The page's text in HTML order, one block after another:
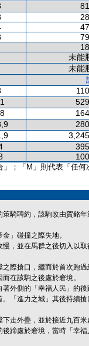
未能
未能
」；「M」則代表「任何
騎聘約，該駒改由賀銘
」碰撞之際失地。
慢，並在馬群之後切入以
際搶口，繼而於首次跑
在該駒之後處於窘境。
外側的「幸福人民」的
「進力之城」其後持續
走外疊，並於接近九百
蹄處於窘境，當時「幸